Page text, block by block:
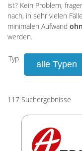
ist? Kein Problem,
nach, in sehr vielen
minimalen Aufwand
werden.
Typ
117 Suchergebnisse